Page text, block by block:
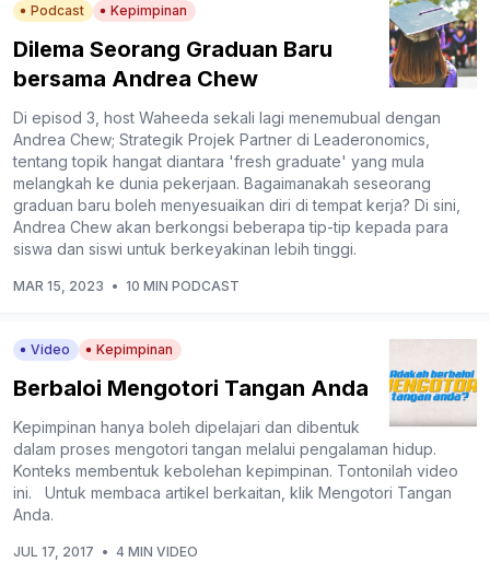
Podcast Kepimpinan
Dilema Seorang Graduan Baru
bersama Andrea Chew
Di episod 3, host Waheeda sekali lagi menemubual dengan
Andrea Chew; Strategik Projek Partner di Leaderonomics,
tentang topik hangat diantara 'fresh graduate' yang mula
melangkah ke dunia pekerjaan. Bagaimanakah seseorang
graduan baru boleh menyesuaikan diri di tempat kerja? Di sini,
Andrea Chew akan berkongsi beberapa tip-tip kepada para
siswa dan siswi untuk berkeyakinan lebih tinggi.
MAR 15, 2023 • 10 MIN PODCAST
Video Kepimpinan
Berbaloi Mengotori Tangan Anda
Kepimpinan hanya boleh dipelajari dan dibentuk
dalam proses mengotori tangan melalui pengalaman hidup.
Konteks membentuk kebolehan kepimpinan. Tontonilah video
ini. Untuk membaca artikel berkaitan, klik Mengotori Tangan
Anda.
JUL 17, 2017 • 4 MIN VIDEO